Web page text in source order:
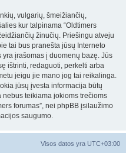
vulgarių, šmeižiančių,
kur talpinama “Oldtimers
žinučių. Priešingu atveju
tai bus pranešta jūsų Interneto
įrašomas į duomenų bazę. Jūs
ištrinti, redaguoti, perkelti arba
jeigu jie mano jog tai reikalinga.
jūsų įvesta informacija būtų
teikiama jokioms trečioms
forumas”, nei phpBB įsilaužimo
saugumo.
Visos datos yra UTC+03:00